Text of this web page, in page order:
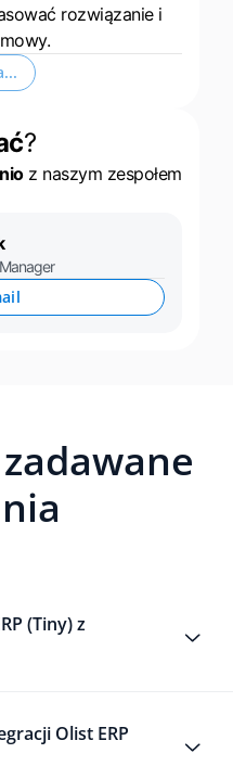
rozwiązanie i
?
z naszym zespołem
(Tiny) z
Olist ERP